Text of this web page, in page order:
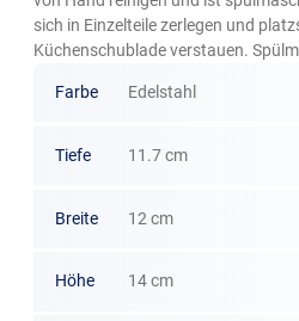
sich in Einzelteile zerlegen und
Küchenschublade verstauen.
Farbe Edelstahl
Tiefe 11.7 cm
Breite 12 cm
Höhe 14 cm